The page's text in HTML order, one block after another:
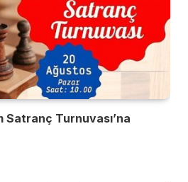
Satranç Turnuvası’na